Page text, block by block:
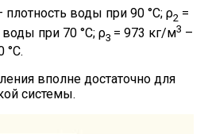
плотность воды при 90 °С; ρ2 =
воды при 70 °С; ρ3 = 973 кг/м3 –
°С.
вполне достаточно для
системы.